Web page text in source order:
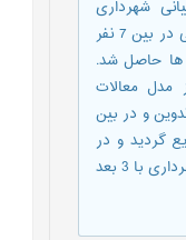
شهرداری
حاصل شد. با انجام سه مرحله پنل دلفی در بین 7 نفر
ها حاصل شد.
مدل معالات
و در بین
گردید و در
نهایت، مدل شایستگی مدیران میانی شهرداری با 3 بعد